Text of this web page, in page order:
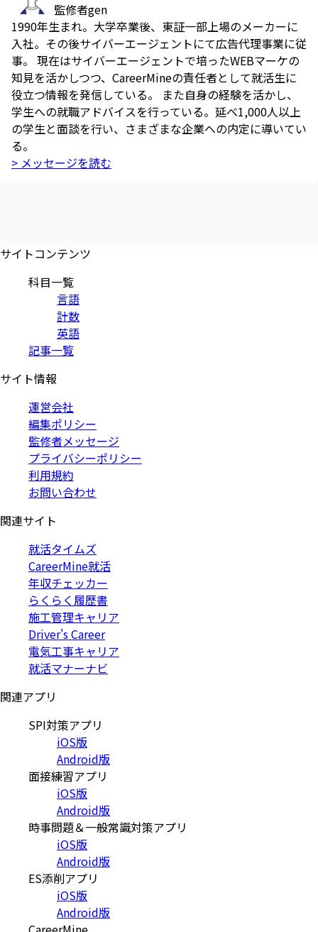
監修者gen
1990年生まれ。大学卒業後、東証一部上場のメーカーに
入社。その後サイバーエージェントにて広告代理事業に従
事。 現在はサイバーエージェントで培ったWEBマーケの
知見を活かしつつ、CareerMineの責任者として就活生に
役立つ情報を発信している。 また自身の経験を活かし、
学生への就職アドバイスを行っている。延べ1,000人以上
の学生と面談を行い、さまざまな企業への内定に導いてい
る。
> メッセージを読む
サイトコンテンツ
科目一覧
言語
計数
英語
記事一覧
サイト情報
運営会社
編集ポリシー
監修者メッセージ
プライバシーポリシー
利用規約
お問い合わせ
関連サイト
就活タイムズ
CareerMine就活
年収チェッカー
らくらく履歴書
施工管理キャリア
Driver's Career
電気工事キャリア
就活マナーナビ
関連アプリ
SPI対策アプリ
iOS版
Android版
面接練習アプリ
iOS版
Android版
時事問題＆一般常識対策アプリ
iOS版
Android版
ES添削アプリ
iOS版
Android版